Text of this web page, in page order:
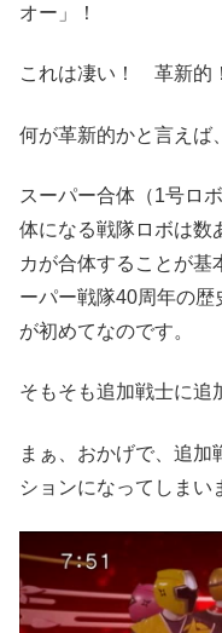
オー」！
これは凄い！ 革新的！
何が革新的かと言えば
スーパー合体（1号ロ
体になる戦隊ロボは数
カが合体することが基
ーパー戦隊40周年の
が初めてなのです。
そもそも追加戦士に追
まぁ、おかげで、追加
ションになってしまい